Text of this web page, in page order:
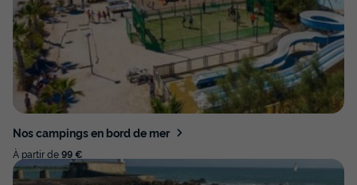
Nos campings en bord de mer
À partir de99 €